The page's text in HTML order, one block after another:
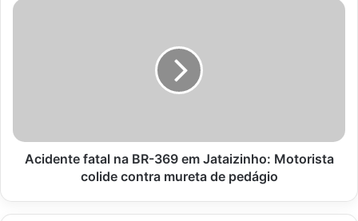
junho
Acidente
colide
contra
Acidente fatal na BR-369 em Jataizinho: Motorista
colide contra mureta de pedágio